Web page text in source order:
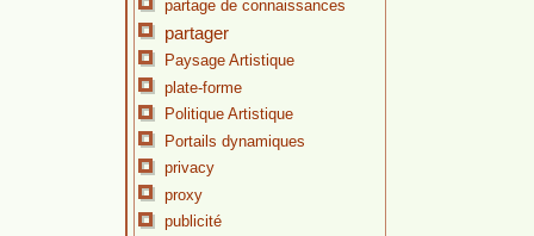
partage de connaissances
partager
Paysage Artistique
plate-forme
Politique Artistique
Portails dynamiques
privacy
proxy
publicité